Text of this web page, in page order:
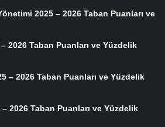
2025 – 2026 Taban Puanları ve
2026 Taban Puanları ve Yüzdelik
– 2026 Taban Puanları ve Yüzdelik
2026 Taban Puanları ve Yüzdelik